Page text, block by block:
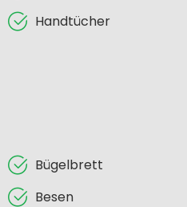
Handtücher
Bügelbrett
Besen